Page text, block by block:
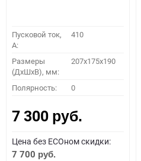
Пусковой ток,
A:
410
Размеры
(ДхШхВ), мм:
207x175x190
Полярность: 0
7 300 руб.
Цена без ECOном скидки:
7 700 руб.